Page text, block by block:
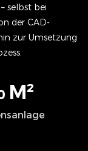
selbst bei
der CAD-
zur Umsetzung
M²